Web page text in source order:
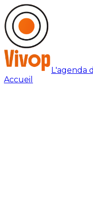
L'agenda
Accueil